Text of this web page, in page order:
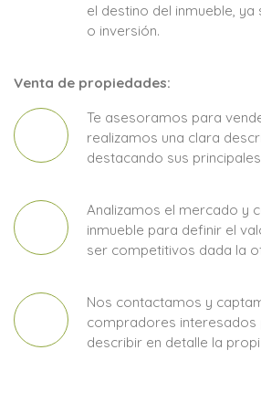
el destino del inmueble,
o inversión.
Venta de propiedades:
Te asesoramos para
realizamos una clara
destacando sus
Analizamos el mercado y
inmueble para definir el
ser competitivos dada la
Nos contactamos y
compradores interesados
describir en detalle la